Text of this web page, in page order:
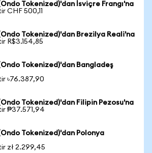
Tokenized)'dan İsviçre Frangı'na
CHF 500,11
Tokenized)'dan Brezilya Reali'na
R$3.154,85
Tokenized)'dan Bangladeş
৳76.387,90
Tokenized)'dan Filipin Pezosu'na
₱37.571,94
Tokenized)'dan Polonya
zł 2.299,45